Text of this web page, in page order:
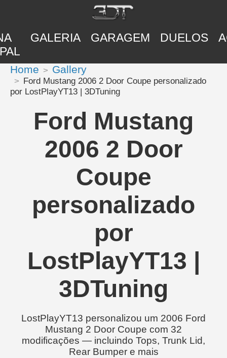
GALERIA GARAGEM DUELOS
Home Gallery
Ford Mustang 2006 2 Door Coupe personalizado
por LostPlayYT13 | 3DTuning
Ford Mustang
2006 2 Door
Coupe
personalizado
por
LostPlayYT13 |
3DTuning
LostPlayYT13 personalizou um 2006 Ford
Mustang 2 Door Coupe com 32
modificações — incluindo Tops, Trunk Lid,
Rear Bumper e mais